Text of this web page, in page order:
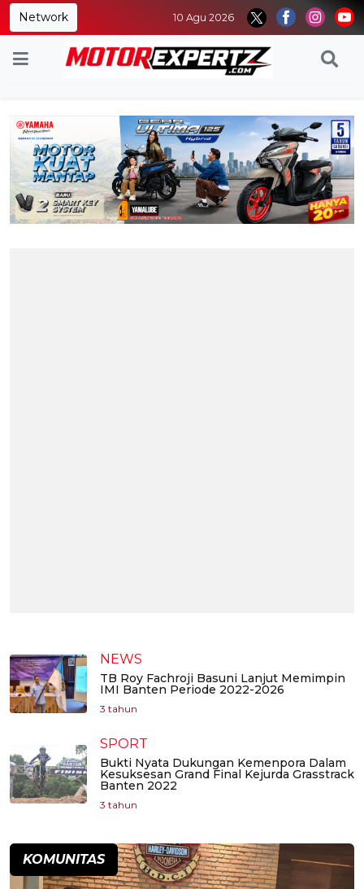
Network 10 Agu 2026
NEWS
TB Roy Fachroji Basuni Lanjut Memimpin
IMI Banten Periode 2022-2026
3 tahun
SPORT
Bukti Nyata Dukungan Kemenpora Dalam
Kesuksesan Grand Final Kejurda Grasstrack
Banten 2022
3 tahun
KOMUNITAS